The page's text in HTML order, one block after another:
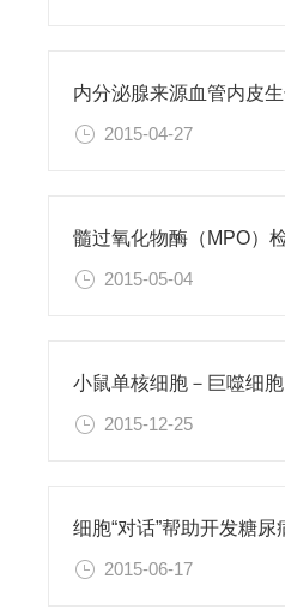
2015-04-27
2015-05-04
小鼠单核细胞－巨噬细胞
2015-12-25
2015-06-17